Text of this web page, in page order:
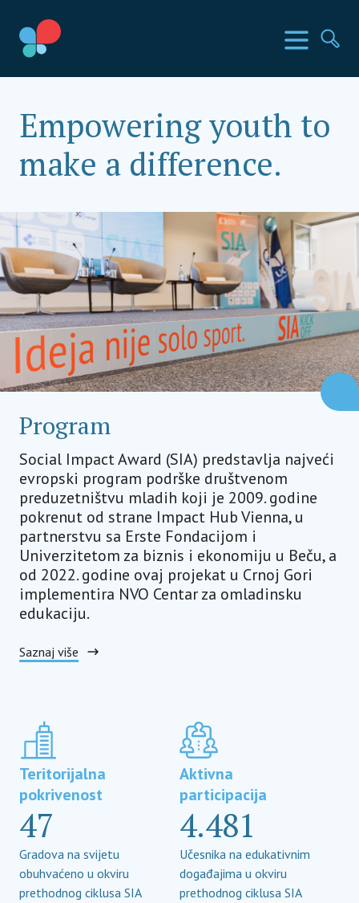
content
SIA Countries
Empowering youth to
make a difference.
Program
Social Impact Award (SIA) predstavlja najveći
evropski program podrške društvenom
preduzetništvu mladih koji je 2009. godine
pokrenut od strane Impact Hub Vienna, u
partnerstvu sa Erste Fondacijom i
Univerzitetom za biznis i ekonomiju u Beču, a
od 2022. godine ovaj projekat u Crnoj Gori
implementira NVO Centar za omladinsku
edukaciju.
Saznaj više
Teritorijalna
pokrivenost
47
Gradova na svijetu
obuhvaćeno u okviru
prethodnog ciklusa SIA
Aktivna
participacija
4.481
Učesnika na edukativnim
događajima u okviru
prethodnog ciklusa SIA